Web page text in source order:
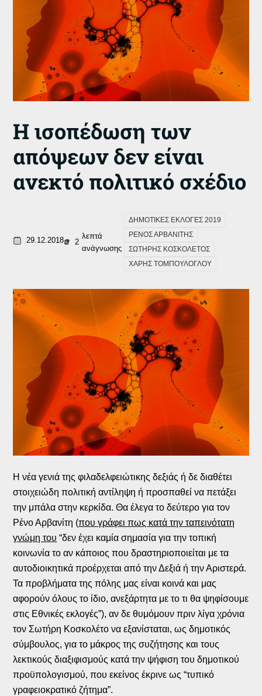
Η ισοπέδωση των
απόψεων δεν είναι
ανεκτό πολιτικό σχέδιο
29.12.2018 2
λεπτά
ανάγνωσης
ΔΗΜΟΤΙΚΕΣ ΕΚΛΟΓΕΣ 2019
ΡΕΝΟΣ ΑΡΒΑΝΙΤΗΣ
ΣΩΤΗΡΗΣ ΚΟΣΚΟΛΕΤΟΣ
ΧΑΡΗΣ ΤΟΜΠΟΥΛΟΓΛΟΥ
Η νέα γενιά της φιλαδελφειώτικης δεξιάς ή δε διαθέτει
στοιχειώδη πολιτική αντίληψη ή προσπαθεί να πετάξει
την μπάλα στην κερκίδα. Θα έλεγα το δεύτερο για τον
Ρένο Αρβανίτη (που γράφει πως κατά την ταπεινότατη
γνώμη του “δεν έχει καμία σημασία για την τοπική
κοινωνία το αν κάποιος που δραστηριοποιείται με τα
αυτοδιοικητικά προέρχεται από την Δεξιά ή την Αριστερά.
Τα προβλήματα της πόλης μας είναι κοινά και μας
αφορούν όλους το ίδιο, ανεξάρτητα με το τι θα ψηφίσουμε
στις Εθνικές εκλογές”), αν δε θυμόμουν πριν λίγα χρόνια
τον Σωτήρη Κοσκολέτο να εξανίσταται, ως δημοτικός
σύμβουλος, για το μάκρος της συζήτησης και τους
λεκτικούς διαξιφισμούς κατά την ψήφιση του δημοτικού
προϋπολογισμού, που εκείνος έκρινε ως “τυπικό
γραφειοκρατικό ζήτημα”.